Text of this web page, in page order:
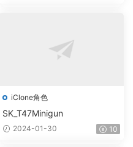
iClone角色
SK_T47Minigun
2024-01-30 10